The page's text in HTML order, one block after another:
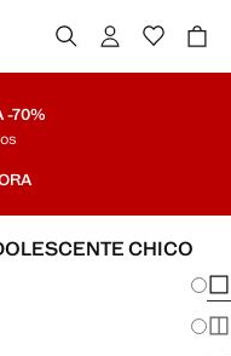
-70%
CHICO